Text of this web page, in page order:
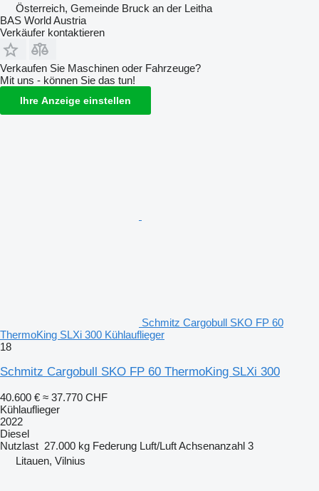
Österreich, Gemeinde Bruck an der Leitha
BAS World Austria
Verkäufer kontaktieren
Verkaufen Sie Maschinen oder Fahrzeuge?
Mit uns - können Sie das tun!
Ihre Anzeige einstellen
Schmitz Cargobull SKO FP 60
ThermoKing SLXi 300 Kühlauflieger
18
Schmitz Cargobull SKO FP 60 ThermoKing SLXi 300
40.600 € ≈ 37.770 CHF
Kühlauflieger
2022
Diesel
Nutzlast 27.000 kg Federung Luft/LuftAchsenanzahl 3
Litauen, Vilnius